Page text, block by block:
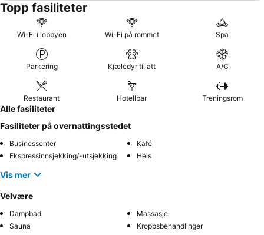
Topp fasiliteter
Wi-Fi i lobbyen Wi-Fi på rommet Spa
Parkering Kjæledyr tillatt A/C
Restaurant Hotellbar Treningsrom
Alle fasiliteter
Fasiliteter på overnattingsstedet
Businessenter
Kafé
Ekspressinnsjekking/-utsjekking
Heis
Vis mer
Velvære
Dampbad
Massasje
Sauna
Kroppsbehandlinger